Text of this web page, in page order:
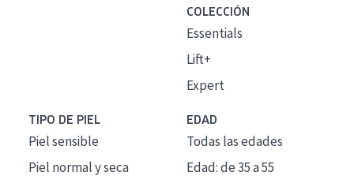
COLECCIÓN
Essentials
Lift+
Expert
TIPO DE PIEL
Piel sensible
Piel normal y seca
EDAD
Todas las edades
Edad: de 35 a 55